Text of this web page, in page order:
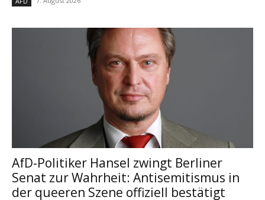
AfD-Politiker Hansel zwingt Berliner
Senat zur Wahrheit: Antisemitismus in
der queeren Szene offiziell bestätigt